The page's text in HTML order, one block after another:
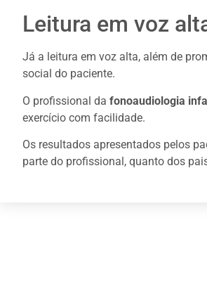
Leitura em voz
Já a leitura em voz alta, além de
social do paciente.
O profissional da fonoaudiologia
exercício com facilidade.
Os resultados apresentados pelos
parte do profissional, quanto dos